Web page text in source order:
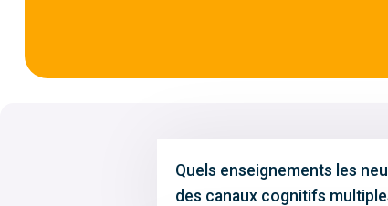
Quels enseignements les
des canaux cognitifs